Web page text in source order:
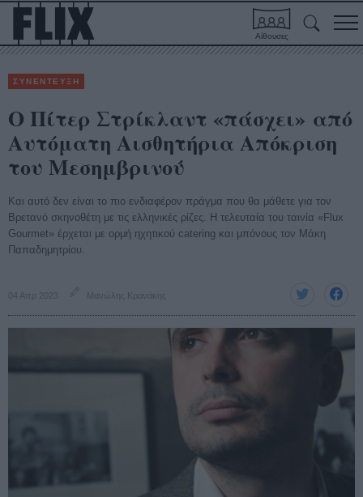
Αίθουσες
ΣΥΝΕΝΤΕΥΞΗ
Ο Πίτερ Στρίκλαντ «πάσχει» από
Αυτόματη Αισθητήρια Απόκριση
του Μεσημβρινού
Και αυτό δεν είναι το πιο ενδιαφέρον πράγμα που θα μάθετε για τον
Βρετανό σκηνοθέτη με τις ελληνικές ρίζες. Η τελευταία του ταινία «Flux
Gourmet» έρχεται με ορμή ηχητικού catering και μπόνους τον Μάκη
Παπαδημητρίου.
04 Απρ 2023 Μανώλης Κρανάκης